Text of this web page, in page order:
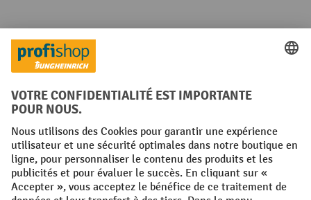
Langues
FR NL
Conditions générales Mentions légales
Protection des Données Politique de cookies
All prices excl. VAT plusshipping costsand possible delivery charges,